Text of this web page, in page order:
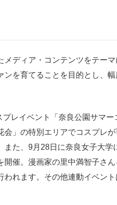
ディア・コンテンツをテーマ
を育てることを目的とし、
レイベント「奈良公園サマー
」の特別エリアでコスプレ
た、9月28日に奈良女子大学
催。漫画家の里中満智子さ
れます。その他連動イベン